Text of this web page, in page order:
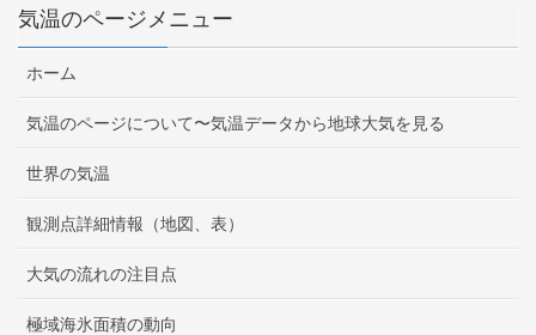
気温のページメニュー
ホーム
気温のページについて〜気温データから地球大気を見る
世界の気温
観測点詳細情報（地図、表）
大気の流れの注目点
極域海氷面積の動向